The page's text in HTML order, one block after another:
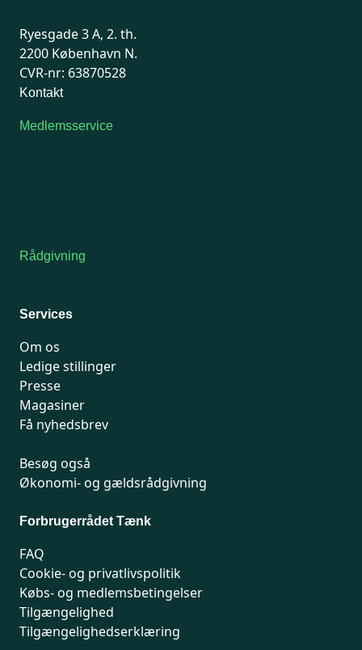
Ryesgade 3 A, 2. th.
2200 København N.
CVR-nr: 63870528
Kontakt
Medlemsservice
Rådgivning
Services
Om os
Ledige stillinger
Presse
Magasiner
Få nyhedsbrev
Besøg også
Økonomi- og gældsrådgivning
Forbrugerrådet Tænk
FAQ
Cookie- og privatlivspolitik
Købs- og medlemsbetingelser
Tilgængelighed
Tilgængelighedserklæring